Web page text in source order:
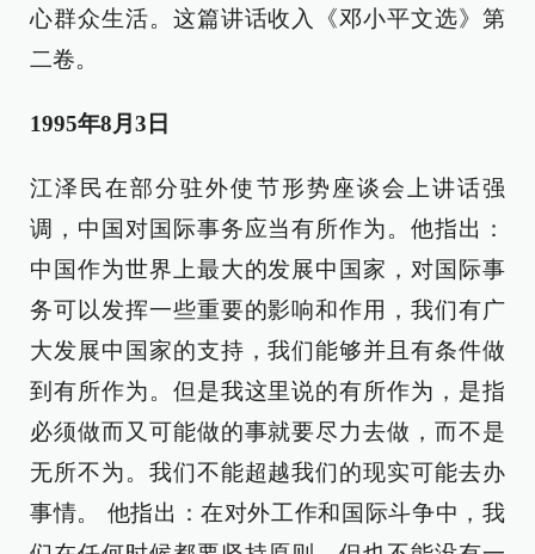
心群众生活。这篇讲话收入《邓小平文选》第
二卷。
1995年8月3日
江泽民在部分驻外使节形势座谈会上讲话强
调，中国对国际事务应当有所作为。他指出：
中国作为世界上最大的发展中国家，对国际事
务可以发挥一些重要的影响和作用，我们有广
大发展中国家的支持，我们能够并且有条件做
到有所作为。但是我这里说的有所作为，是指
必须做而又可能做的事就要尽力去做，而不是
无所不为。我们不能超越我们的现实可能去办
事情。 他指出：在对外工作和国际斗争中，我